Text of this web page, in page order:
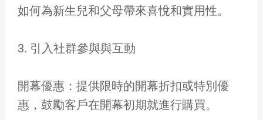
如何為新生兒和父母帶來喜悅和實用性。
3. 引入社群參與與互動
開幕優惠：提供限時的開幕折扣或特別優
惠，鼓勵客戶在開幕初期就進行購買。